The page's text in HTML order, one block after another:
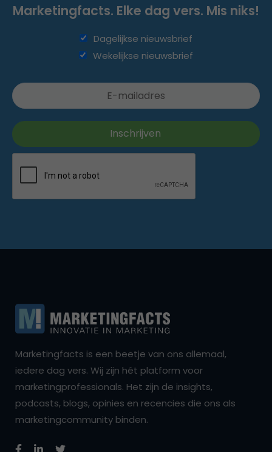
Marketingfacts. Elke dag vers. Mis niks!
Dagelijkse nieuwsbrief
Wekelijkse nieuwsbrief
Marketingfacts is een beetje van ons allemaal,
iedere dag vers. Wij zijn hét platform voor
marketingprofessionals. Het zijn de insights,
podcasts, blogs, opinies en recencies die ons als
marketingcommunity binden.